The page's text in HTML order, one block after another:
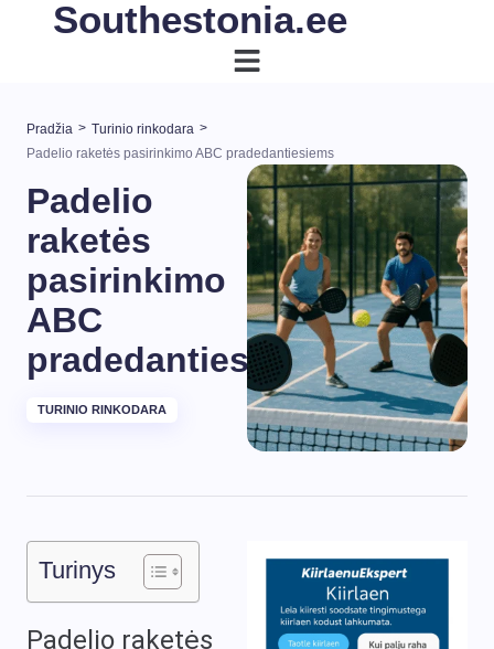
Southestonia.ee
Pradžia > Turinio rinkodara >
Padelio raketės pasirinkimo ABC pradedantiesiems
Padelio
raketės
pasirinkimo
ABC
pradedantiesiems
TURINIO RINKODARA
Turinys
Padelio raketės